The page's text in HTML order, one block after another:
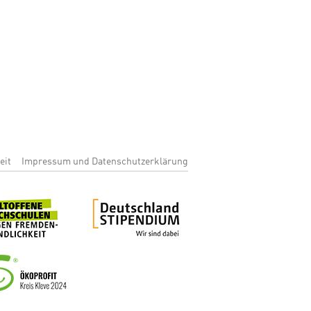
Impressum und Datenschutzerklärung
Bild